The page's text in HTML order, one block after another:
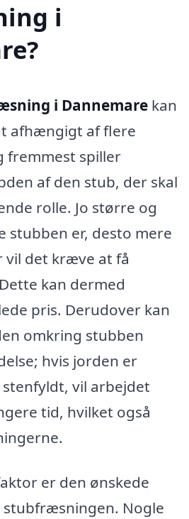
i
i Dannemare kan
afhængigt af flere
fremmest spiller
af den stub, der skal
rolle. Jo større og
stubben er, desto mere
vil det kræve at få
kan dermed
pris. Derudover kan
omkring stubben
hvis jorden er
vil arbejdet
tid, hvilket også
er den ønskede
Nogle